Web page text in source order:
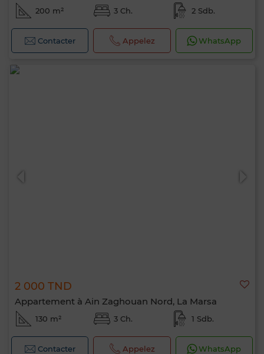
200 m² 3 Ch. 2 Sdb.
Contacter Appelez WhatsApp
2 000 TND
Appartement à Ain Zaghouan Nord, La Marsa
130 m² 3 Ch. 1 Sdb.
Contacter Appelez WhatsApp